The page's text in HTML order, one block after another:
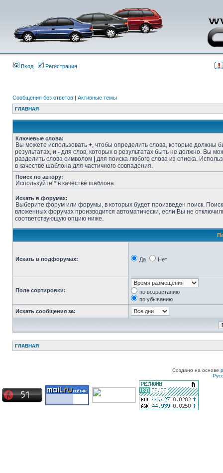
Вход Регистрация
Сообщения без ответов | Активные темы
ГЛАВНАЯ
Ключевые слова:
Вы можете использовать +, чтобы определить слова, которые должны
результатах, и - для слов, которых в результатах быть не должно. Вы
разделить слова символом
для поиска любого слова из списка.
в качестве шаблона для частичного совпадения.
Поиск по автору:
Используйте * в качестве шаблона.
Искать в форумах:
Выберите форум или форумы, в которых будет произведен поиск.
вложенных форумах производится автоматически, если Вы не
соответствующую опцию ниже.
Искать в подфорумах: Да Нет
Поле сортировки:
по возрастанию
по убыванию
Искать сообщения за:
ГЛАВНАЯ
Создано на основе